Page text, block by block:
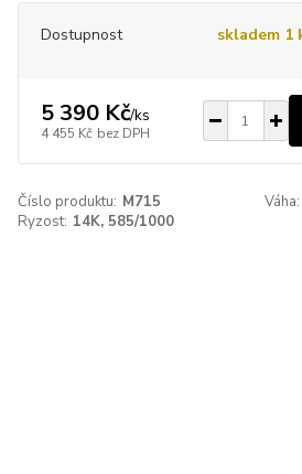
Dostupnost skladem 1
5 390 Kč/ks
4 455 Kč bez DPH
Číslo produktu: M715 Váha:
Ryzost: 14K, 585/1000